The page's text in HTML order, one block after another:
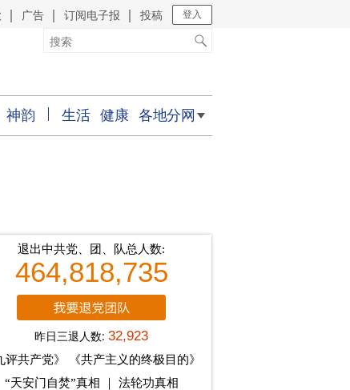
广告 订阅电子报 投稿 登入
神韵 生活 健康 各地分网
退出中共党、团、队总人数:
464,818,735
昨日三退人数:32,923
评共产党》
《共产主义的终极目的》
“天安门自焚”真相
法轮功真相